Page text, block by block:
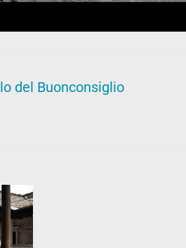
del Buonconsiglio